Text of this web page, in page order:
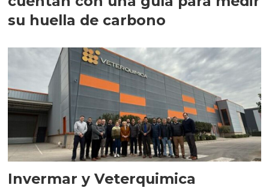
su huella de carbono
Invermar y Veterquimica